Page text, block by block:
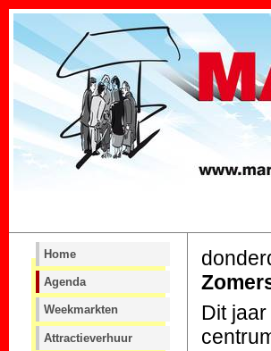
Dit
Home
Agenda
Weekmarkten
Attractieverhuur